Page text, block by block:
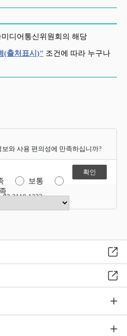
디어통신위원회의 해당
(출처표시)" 조건에 따라 누구나
와 사용 편의성에 만족하십니까?
보통
2110-1323